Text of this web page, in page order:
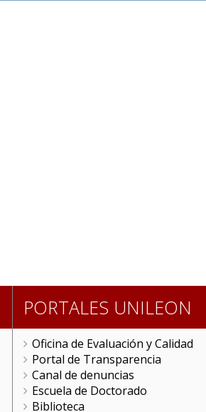
PORTALES UNILEON
Oficina de Evaluación y Calidad
Portal de Transparencia
Canal de denuncias
Escuela de Doctorado
Biblioteca